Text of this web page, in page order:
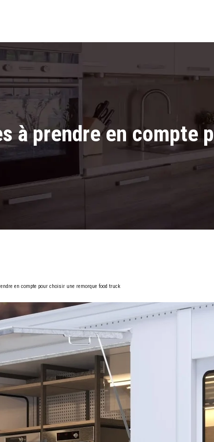
à prendre en compte
en compte pour choisir une remorque food truck